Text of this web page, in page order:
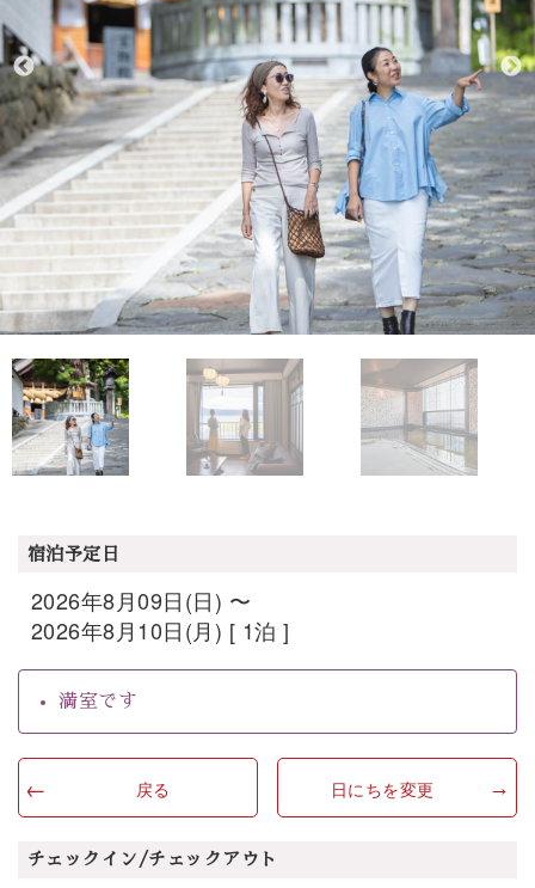
宿泊予定日
2026年8月09日(日) 〜
2026年8月10日(月) [ 1泊 ]
満室です
戻る 日にちを変更
チェックイン/チェックアウト